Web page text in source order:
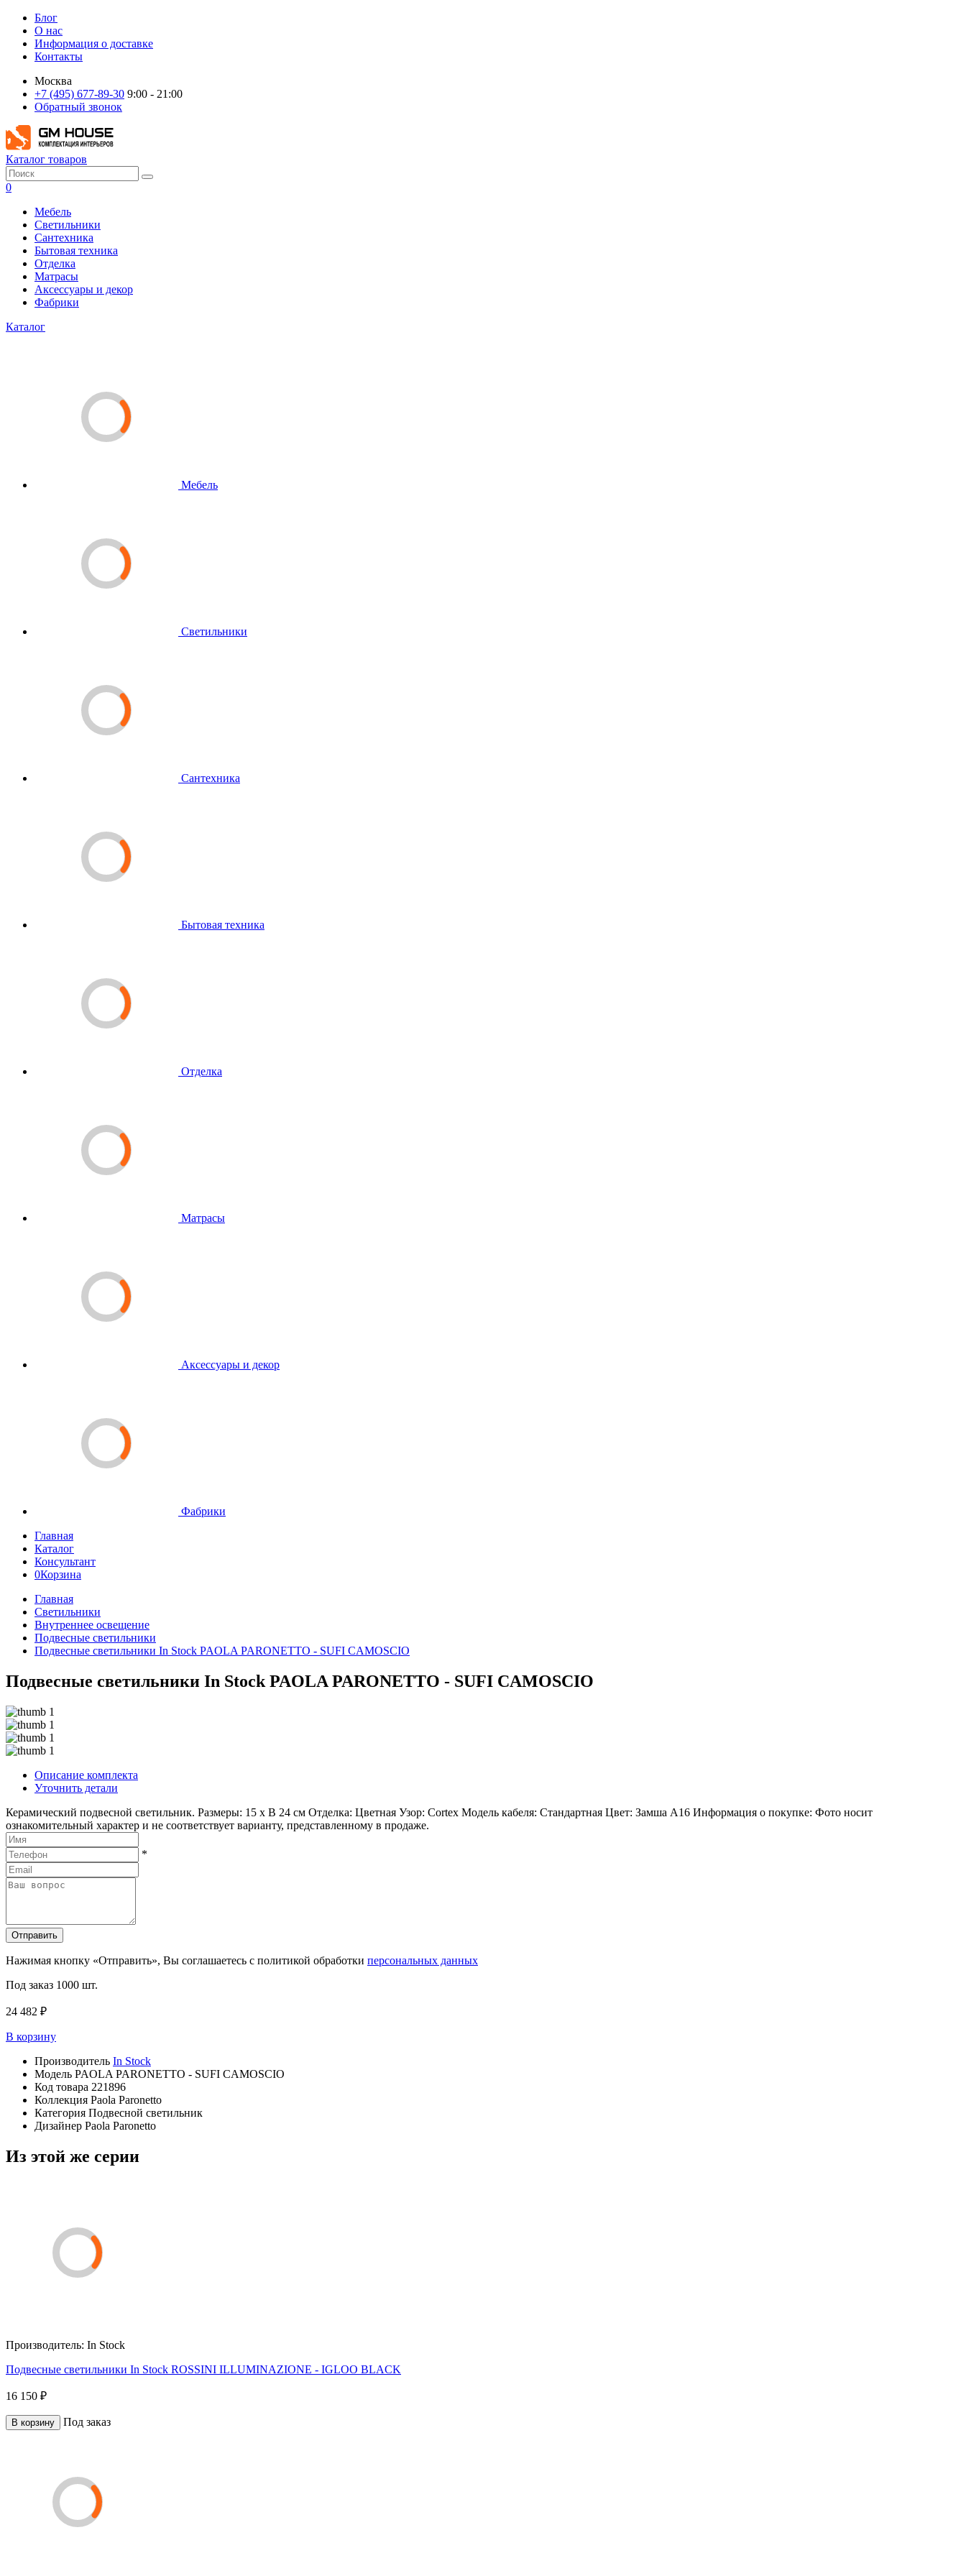
Блог
О нас
Информация о доставке
Контакты
Москва
+7 (495) 677-89-30 9:00 - 21:00
Обратный звонок
Каталог товаров
0
Мебель
Светильники
Сантехника
Бытовая техника
Отделка
Матрасы
Аксессуары и декор
Фабрики
Каталог
Мебель
Светильники
Сантехника
Бытовая техника
Отделка
Матрасы
Аксессуары и декор
Фабрики
Главная
Каталог
Консультант
0Корзина
Главная
Светильники
Внутреннее освещение
Подвесные светильники
Подвесные светильники In Stock PAOLA PARONETTO - SUFI CAMOSCIO
Подвесные светильники In Stock PAOLA PARONETTO - SUFI CAMOSCIO
Описание комплекта
Уточнить детали
Керамический подвесной светильник. Размеры: 15 x В 24 см Отделка: Цветная Узор: Cortex Модель кабеля: Стандартная Цвет: Замша A16 Информация о покупке: Фото носит
ознакомительный характер и не соответствует варианту, представленному в продаже.
*
Отправить
Нажимая кнопку «Отправить», Вы соглашаетесь с политикой обработки персональных данных
Под заказ 1000 шт.
24 482 ₽
В корзину
Производитель In Stock
Модель PAOLA PARONETTO - SUFI CAMOSCIO
Код товара 221896
Коллекция Paola Paronetto
Категория Подвесной светильник
Дизайнер Paola Paronetto
Из этой же серии
Производитель: In Stock
Подвесные светильники In Stock ROSSINI ILLUMINAZIONE - IGLOO BLACK
16 150 ₽
В корзину Под заказ